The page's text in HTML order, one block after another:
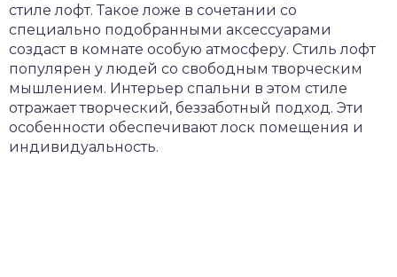
стиле лофт. Такое ложе в сочетании со
специально подобранными аксессуарами
создаст в комнате особую атмосферу. Стиль лофт
популярен у людей со свободным творческим
мышлением. Интерьер спальни в этом стиле
отражает творческий, беззаботный подход. Эти
особенности обеспечивают лоск помещения и
индивидуальность.